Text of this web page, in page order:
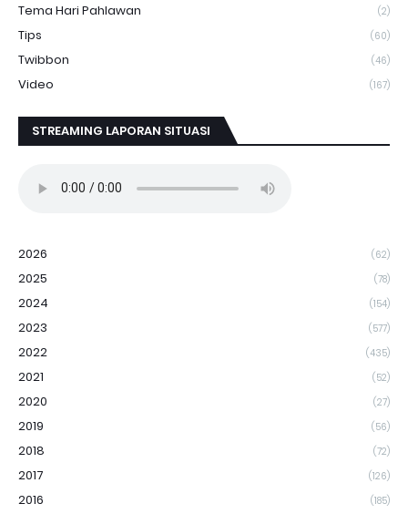
Tema Hari Pahlawan (2)
Tips (60)
Twibbon (46)
Video (167)
STREAMING LAPORAN SITUASI
2026 (62)
2025 (78)
2024 (154)
2023 (577)
2022 (435)
2021 (52)
2020 (27)
2019 (56)
2018 (72)
2017 (126)
2016 (185)